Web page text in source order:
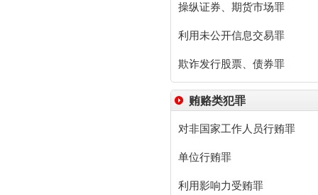
操纵证券、期货市场罪
利用未公开信息交易罪
欺诈发行股票、债券罪
贿赂类犯罪
对非国家工作人员行贿罪
单位行贿罪
利用影响力受贿罪